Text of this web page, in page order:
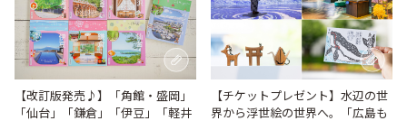
【改訂版発売♪】「角館・盛岡」
「仙台」「鎌倉」「伊豆」「軽井
【チケットプレゼント】水辺の世
界から浮世絵の世界へ。「広島も